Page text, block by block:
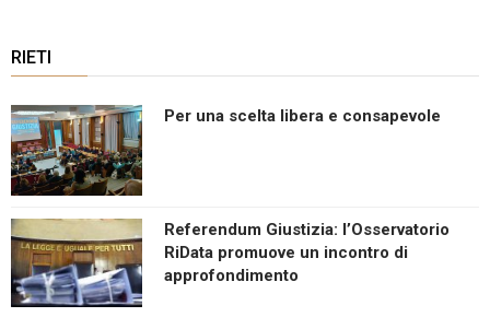
RIETI
Per una scelta libera e consapevole
Referendum Giustizia: l’Osservatorio
RiData promuove un incontro di
approfondimento